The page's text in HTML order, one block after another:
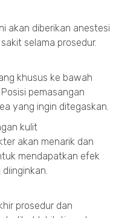
akan diberikan anestesi
selama prosedur.
khusus ke bawah
pemasangan
yang ingin ditegaskan.
kulit
akan menarik dan
mendapatkan efek
prosedur dan